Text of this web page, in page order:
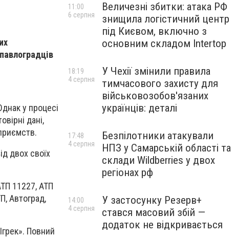
у процесі
дані,
двох своїх
11227, АТП
Автоград,
Повний
Величезні збитки: атака РФ
знищила логістичний центр
під Києвом, включно з
основним складом Intertop
11:00
6 серпня
У Чехії змінили правила
тимчасового захисту для
військовозобов'язаних
українців: деталі
18:19
4 серпня
Безпілотники атакували
НПЗ у Самарській області та
склади Wildberries у двох
регіонах рф
17:48
4 серпня
У застосунку Резерв+
стався масовий збій —
додаток не відкривається
14:00
4 серпня